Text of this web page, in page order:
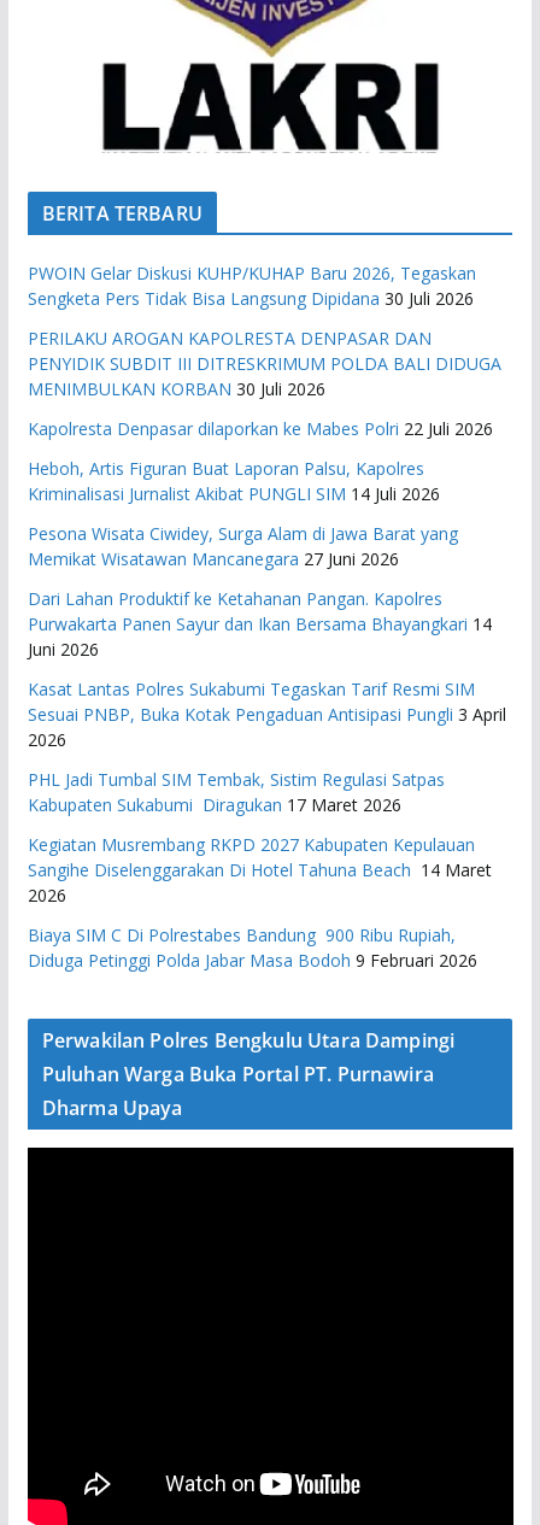
BERITA TERBARU
PWOIN Gelar Diskusi KUHP/KUHAP Baru 2026, Tegaskan
Sengketa Pers Tidak Bisa Langsung Dipidana 30 Juli 2026
PERILAKU AROGAN KAPOLRESTA DENPASAR DAN
PENYIDIK SUBDIT III DITRESKRIMUM POLDA BALI DIDUGA
MENIMBULKAN KORBAN 30 Juli 2026
Kapolresta Denpasar dilaporkan ke Mabes Polri 22 Juli 2026
Heboh, Artis Figuran Buat Laporan Palsu, Kapolres
Kriminalisasi Jurnalist Akibat PUNGLI SIM 14 Juli 2026
Pesona Wisata Ciwidey, Surga Alam di Jawa Barat yang
Memikat Wisatawan Mancanegara 27 Juni 2026
Dari Lahan Produktif ke Ketahanan Pangan. Kapolres
Purwakarta Panen Sayur dan Ikan Bersama Bhayangkari 14
Juni 2026
Kasat Lantas Polres Sukabumi Tegaskan Tarif Resmi SIM
Sesuai PNBP, Buka Kotak Pengaduan Antisipasi Pungli 3 April
2026
PHL Jadi Tumbal SIM Tembak, Sistim Regulasi Satpas
Kabupaten Sukabumi Diragukan 17 Maret 2026
Kegiatan Musrembang RKPD 2027 ​Kabupaten Kepulauan
Sangihe Diselenggarakan Di Hotel Tahuna Beach 14 Maret
2026
Biaya SIM C Di Polrestabes Bandung 900 Ribu Rupiah,
Diduga Petinggi Polda Jabar Masa Bodoh 9 Februari 2026
Perwakilan Polres Bengkulu Utara Dampingi
Puluhan Warga Buka Portal PT. Purnawira
Dharma Upaya